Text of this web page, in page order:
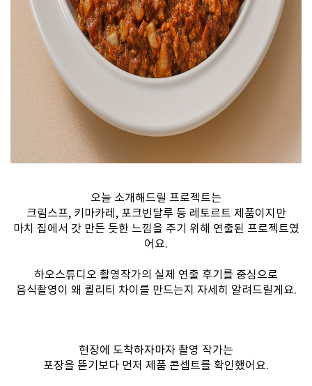
오늘 소개해드릴 프로젝트는
크림스프, 키마카레, 포크빈달루 등 레토르트 제품이지만
마치 집에서 갓 만든 듯한 느낌을 주기 위해 연출된 프로젝트였
어요.
하오스튜디오 촬영작가의 실제 연출 후기를 중심으로
음식촬영이 왜 퀄리티 차이를 만드는지 자세히 알려드릴게요.
현장에 도착하자마자 촬영 작가는
포장을 뜯기보다 먼저 제품 콘셉트를 확인했어요.